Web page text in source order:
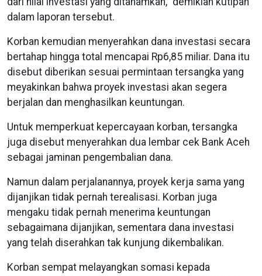
dalam laporan tersebut.
Korban kemudian menyerahkan dana investasi secara
bertahap hingga total mencapai Rp6,85 miliar. Dana itu
disebut diberikan sesuai permintaan tersangka yang
meyakinkan bahwa proyek investasi akan segera
berjalan dan menghasilkan keuntungan.
Untuk memperkuat kepercayaan korban, tersangka
juga disebut menyerahkan dua lembar cek Bank Aceh
sebagai jaminan pengembalian dana.
Namun dalam perjalanannya, proyek kerja sama yang
dijanjikan tidak pernah terealisasi. Korban juga
mengaku tidak pernah menerima keuntungan
sebagaimana dijanjikan, sementara dana investasi
yang telah diserahkan tak kunjung dikembalikan.
Korban sempat melayangkan somasi kepada